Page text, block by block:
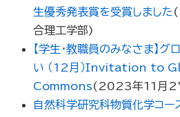
生優秀発表賞を受賞しました (
合理工学部)
【学生・教職員のみなさま】
い （12月）Invitation to
Commons( 2023年11月
自然科学研究科物質化学コ